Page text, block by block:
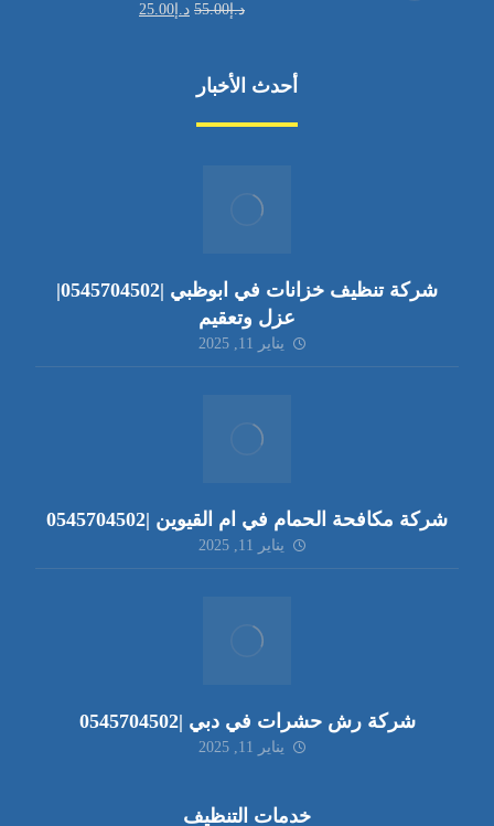
د.إ55.00 د.إ 25.00
أحدث الأخبار
شركة تنظيف خزانات في ابوظبي |0545704502|
عزل وتعقيم
يناير 11, 2025
شركة مكافحة الحمام في ام القيوين |0545704502
يناير 11, 2025
شركة رش حشرات في دبي |0545704502
يناير 11, 2025
خدمات التنظيف